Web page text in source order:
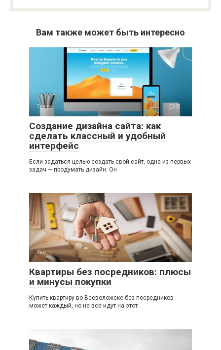
Вам также может быть интересно
Тверь 0
Создание дизайна сайта: как
сделать классный и удобный
интерфейс
Если задаться целью создать свой сайт, одна из первых
задач — продумать дизайн. Он
Тверь 0
Квартиры без посредников: плюсы
и минусы покупки
Купить квартиру во Всеволожске без посредников
может каждый, но не все идут на этот